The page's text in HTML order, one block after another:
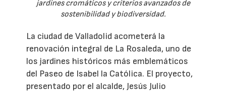
jardines cromáticos y criterios avanzados de
sostenibilidad y biodiversidad.
La ciudad de Valladolid acometerá la
renovación integral de La Rosaleda, uno de
los jardines históricos más emblemáticos
del Paseo de Isabel la Católica. El proyecto,
presentado por el alcalde, Jesús Julio